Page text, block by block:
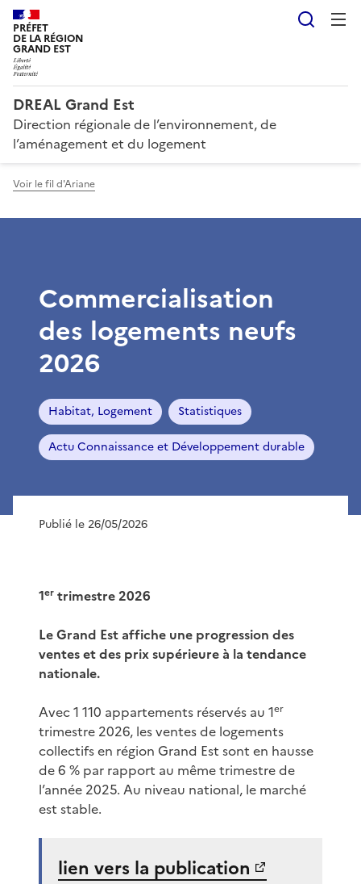
PRÉFET
DE LA RÉGION
GRAND EST
DREAL Grand Est
Direction régionale de l’environnement, de
l’aménagement et du logement
Voir le fil d'Ariane
Commercialisation
des logements neufs
2026
Habitat, Logement Statistiques
Actu Connaissance et Développement durable
Publié le 26/05/2026
1er trimestre 2026
Le Grand Est affiche une progression des
ventes et des prix supérieure à la tendance
nationale.
Avec 1 110 appartements réservés au 1er
trimestre 2026, les ventes de logements
collectifs en région Grand Est sont en hausse
de 6 % par rapport au même trimestre de
l’année 2025. Au niveau national, le marché
est stable.
lien vers la publication